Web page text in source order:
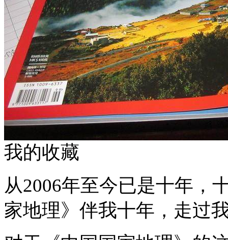
我的收藏
从2006年至今已是十年，
家地理》伴我十年，走过